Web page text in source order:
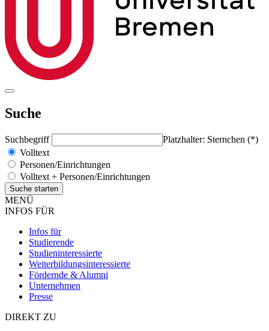
Suche
Suchbegriff
Platzhalter: Sternchen (*)
Volltext
Personen/Einrichtungen
Volltext + Personen/Einrichtungen
MENÜ
INFOS FÜR
Infos für
Studierende
Studieninteressierte
Weiterbildungsinteressierte
Fördernde & Alumni
Unternehmen
Presse
DIREKT ZU